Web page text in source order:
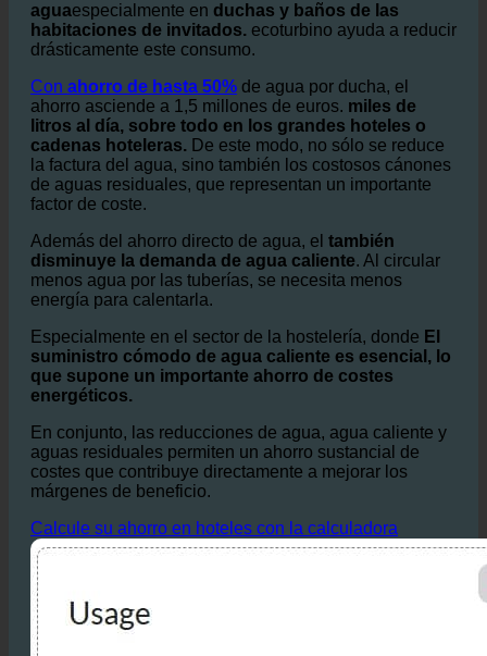
Conahorro de hasta 50%de agua por ducha, el
ahorro asciende a 1,5 millones de euros.
cadenas hoteleras.De este modo, no sólo se reduce
la factura del agua, sino también los costosos cánones
de aguas residuales, que representan un importante
factor de coste.
Además del ahorro directo de agua, eltambién
disminuye la demanda de agua caliente
energía para calentarla.
Especialmente en el sector de la hostelería, donde
suministro cómodo de agua caliente es esencial, lo
energéticos.
En conjunto, las reducciones de agua, agua caliente y
aguas residuales permiten un ahorro sustancial de
márgenes de beneficio.
Calcule su ahorro en hoteles con la calculadora